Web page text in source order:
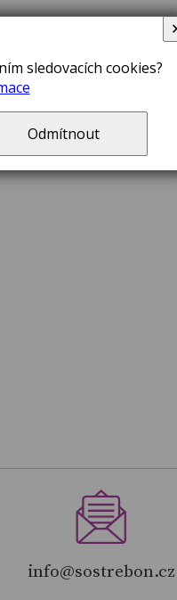
info@sostrebon.cz
sledovacích cookies?
Odmítnout